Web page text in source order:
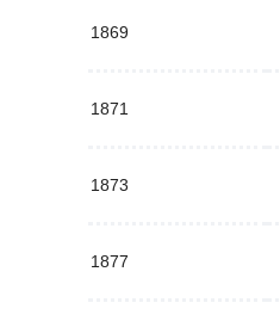
1869
1871
1873
1877